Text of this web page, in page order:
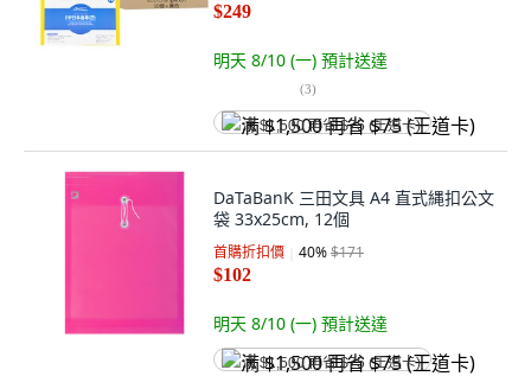
$249
明天 8/10 (一) 預計送達
(3)
满 $1,500 再省 $75 (王道卡)
DaTaBanK 三田文具 A4 直式縄扣公文
袋 33x25cm, 12個
首購折扣價 40%$171
$102
明天 8/10 (一) 預計送達
满 $1,500 再省 $75 (王道卡)